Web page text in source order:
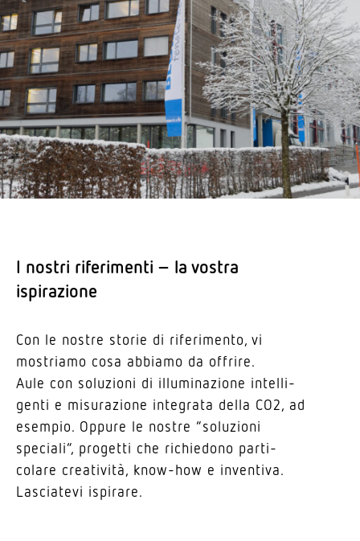
I nostri rife­ri­menti – la vostra
ispirazione
Con le nostre storie di rife­ri­mento, vi
mostriamo cosa abbiamo da offrire.
Aule con solu­zioni di illu­mi­na­zione intel­li­
genti e misu­ra­zione inte­grata della CO2, ad
esempio. Oppure le nostre “solu­zioni
speciali”, progetti che richiedono parti­
colare crea­tività, know-how e inventiva.
Lasciatevi ispirare.